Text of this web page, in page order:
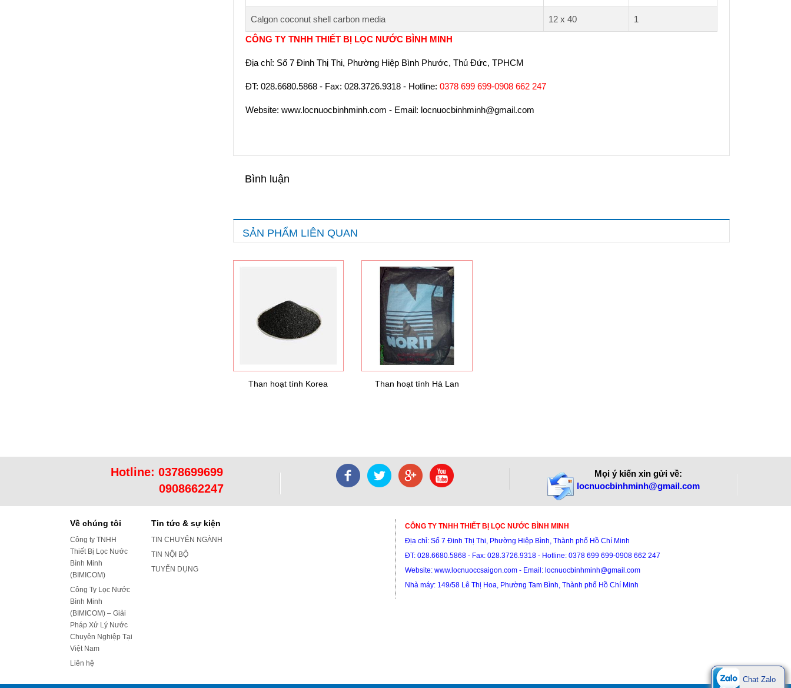
Calgon coconut shell carbon media 12 x 40
1
CÔNG TY TNHH THIẾT BỊ LỌC NƯỚC BÌNH MINH
Địa chỉ: Số 7 Đinh Thị Thi, Phường Hiệp Bình Phước, Thủ Đức, TPHCM
ĐT: 028.6680.5868 - Fax: 028.3726.9318 - Hotline: 0378 699 699-0908 662 247
Website: www.locnuocbinhminh.com - Email: locnuocbinhminh@gmail.com
Bình luận
SẢN PHẨM LIÊN QUAN
Than hoạt tính Korea Than hoạt tính Hà Lan
Hotline: 0378699699
0908662247
Mọi ý kiến xin gửi về:
locnuocbinhminh@gmail.com
Về chúng tôi
Công ty TNHH
Thiết Bị Lọc Nước
Bình Minh
(BIMICOM)
Công Ty Lọc Nước
Bình Minh
(BIMICOM) – Giải
Pháp Xử Lý Nước
Chuyên Nghiệp Tại
Việt Nam
Liên hệ
Tin tức & sự kiện
TIN CHUYÊN NGÀNH
TIN NỘI BỘ
TUYỂN DỤNG
CÔNG TY TNHH THIẾT BỊ LỌC NƯỚC BÌNH MINH
Địa chỉ: Số 7 Đinh Thị Thi, Phường Hiệp Bình, Thành phố Hồ Chí Minh
ĐT: 028.6680.5868 - Fax: 028.3726.9318 - Hotline: 0378 699 699-0908 662 247
Website: www.locnuoccsaigon.com - Email: locnuocbinhminh@gmail.com
Nhà máy: 149/58 Lê Thị Hoa, Phường Tam Bình, Thành phố Hồ Chí Minh
Chat Zalo